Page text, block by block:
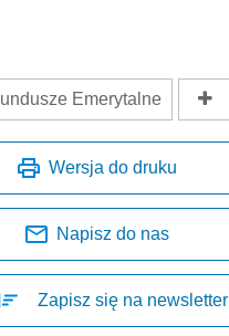
Emerytalne
Wersja do druku
Napisz do nas
Zapisz się na newsletter